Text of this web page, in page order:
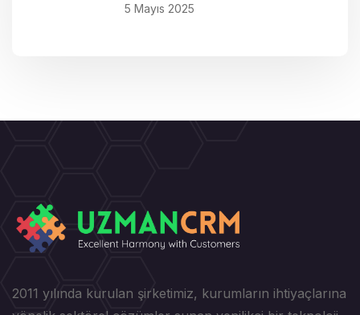
5 Mayıs 2025
2011 yılında kurulan şirketimiz, kurumların ihtiyaçlarına